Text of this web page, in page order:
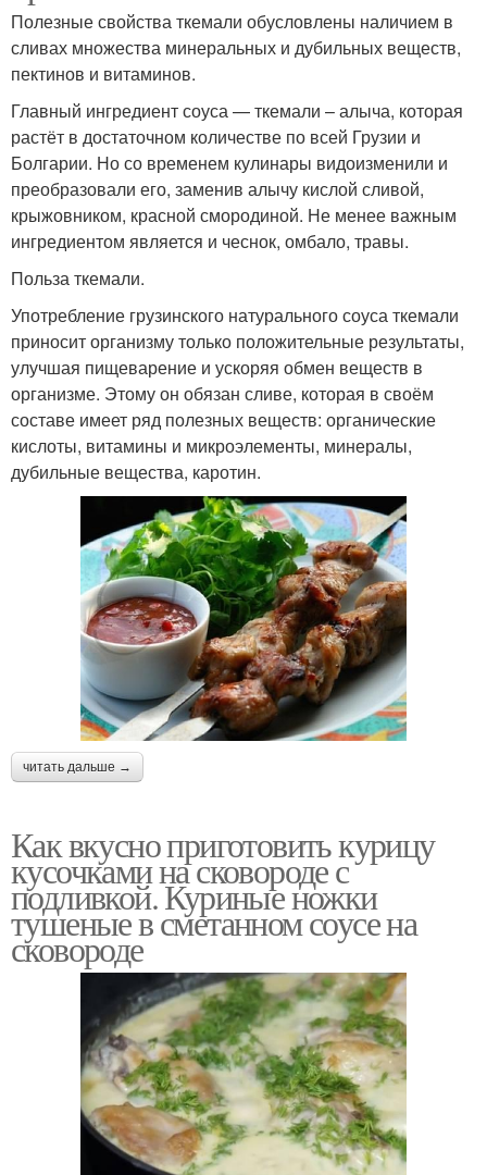
Полезные свойства ткемали обусловлены наличием в
сливах множества минеральных и дубильных веществ,
пектинов и витаминов.
Главный ингредиент соуса — ткемали – алыча, которая
растёт в достаточном количестве по всей Грузии и
Болгарии. Но со временем кулинары видоизменили и
преобразовали его, заменив алычу кислой сливой,
крыжовником, красной смородиной. Не менее важным
ингредиентом является и чеснок, омбало, травы.
Польза ткемали.
Употребление грузинского натурального соуса ткемали
приносит организму только положительные результаты,
улучшая пищеварение и ускоряя обмен веществ в
организме. Этому он обязан сливе, которая в своём
составе имеет ряд полезных веществ: органические
кислоты, витамины и микроэлементы, минералы,
дубильные вещества, каротин.
читать дальше →
Как вкусно приготовить курицу
кусочками на сковороде с
подливкой. Куриные ножки
тушеные в сметанном соусе на
сковороде